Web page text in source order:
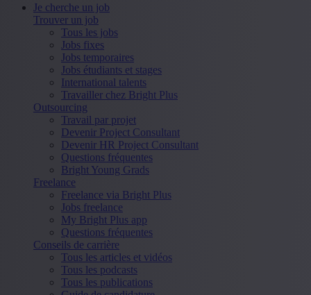
Je cherche un job
Trouver un job
Tous les jobs
Jobs fixes
Jobs temporaires
Jobs étudiants et stages
International talents
Travailler chez Bright Plus
Outsourcing
Travail par projet
Devenir Project Consultant
Devenir HR Project Consultant
Questions fréquentes
Bright Young Grads
Freelance
Freelance via Bright Plus
Jobs freelance
My Bright Plus app
Questions fréquentes
Conseils de carrière
Tous les articles et vidéos
Tous les podcasts
Tous les publications